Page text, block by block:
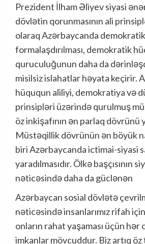
Prezident İlham Əliyev siyasi
dövlətin qorunmasının ali
olaraq Azərbaycanda
formalaşdırılması, demokratik
quruculuğunun daha da
misilsiz islahatlar həyata keçirir.
hüququn aliliyi, demokratiya və
prinsipləri üzərində qurulmuş
öz inkişafının ən parlaq dövrünü
Müstəqillik dövrünün ən böyük
biri Azərbaycanda ictimai-siyasi
yaradılmasıdır. Ölkə başçısının
nəticəsində daha da güclənən
Azərbaycan sosial dövlətə
nəticəsində insanlarımız rifah
onların rahat yaşaması üçün
imkanlar mövcuddur. Biz artıq